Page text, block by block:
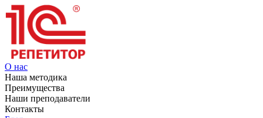
О нас
Наша методика
Преимущества
Наши преподаватели
Контакты